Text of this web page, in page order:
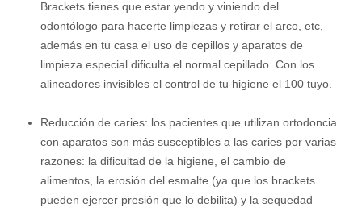
Brackets tienes que estar yendo y viniendo del
odontólogo para hacerte limpiezas y retirar el arco, etc,
además en tu casa el uso de cepillos y aparatos de
limpieza especial dificulta el normal cepillado. Con los
alineadores invisibles el control de tu higiene el 100 tuyo.
Reducción de caries: los pacientes que utilizan ortodoncia
con aparatos son más susceptibles a las caries por varias
razones: la dificultad de la higiene, el cambio de
alimentos, la erosión del esmalte (ya que los brackets
pueden ejercer presión que lo debilita) y la sequedad